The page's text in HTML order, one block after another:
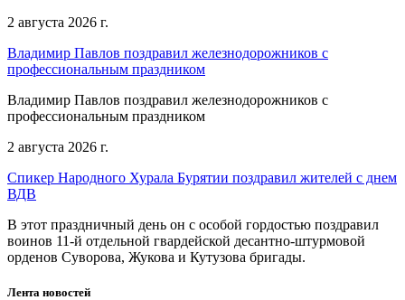
2 августа 2026 г.
Владимир Павлов поздравил железнодорожников с
профессиональным праздником
Владимир Павлов поздравил железнодорожников с
профессиональным праздником
2 августа 2026 г.
Спикер Народного Хурала Бурятии поздравил жителей с днем
ВДВ
В этот праздничный день он с особой гордостью поздравил
воинов 11-й отдельной гвардейской десантно-штурмовой
орденов Суворова, Жукова и Кутузова бригады.
Лента новостей